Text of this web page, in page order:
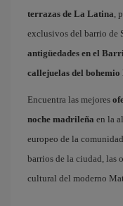
terrazas de La Latina,
exclusivos del barrio de
antigüedades en el
callejuelas del bohemio
Encuentra las mejores
noche madrileña en la
europeo de la
barrios de la ciudad, las
cultural del moderno